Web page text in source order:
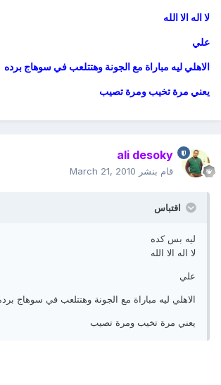
لا اله الا الله
علي
الاهلي ليه مباراة مع الجونة وهتتلعب في سوهاج برده
يعني مرة تخيب ومرة تصيب
ali desoky
قام بنشر March 21, 2010
اقتباس
ليه بس كده
لا اله الا الله
علي
الاهلي ليه مباراة مع الجونة وهتتلعب في سوهاج برده
يعني مرة تخيب ومرة تصيب